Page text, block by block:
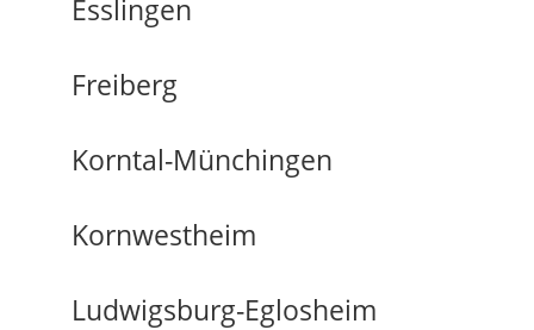
Esslingen
Freiberg
Korntal-Münchingen
Kornwestheim
Ludwigsburg-Eglosheim